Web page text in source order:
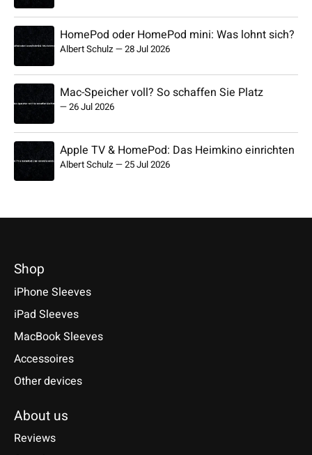
HomePod oder HomePod mini: Was lohnt sich?
Albert Schulz—28 Jul 2026
Mac-Speicher voll? So schaffen Sie Platz
—26 Jul 2026
Apple TV & HomePod: Das Heimkino einrichten
Albert Schulz—25 Jul 2026
Shop
iPhone Sleeves
iPad Sleeves
MacBook Sleeves
Accessoires
Other devices
About us
Reviews